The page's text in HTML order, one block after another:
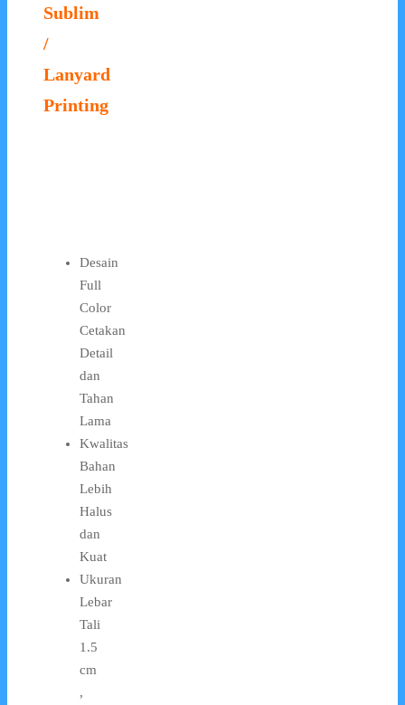
Sublim
/
Lanyard
Printing
Desain
Full
Color
Cetakan
Detail
dan
Tahan
Lama
Kwalitas
Bahan
Lebih
Halus
dan
Kuat
Ukuran
Lebar
Tali
1.5
cm
,